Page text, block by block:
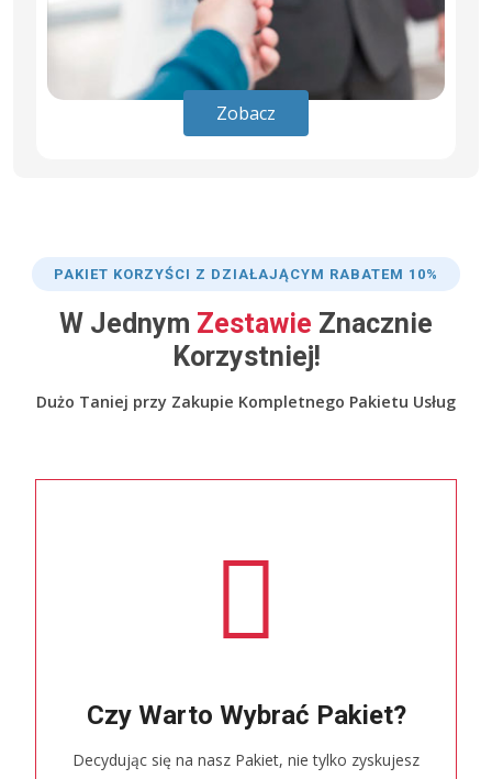
Zobacz
PAKIET KORZYŚCI Z DZIAŁAJĄCYM RABATEM 10%
W Jednym Zestawie Znacznie
Korzystniej!
Dużo Taniej przy Zakupie Kompletnego Pakietu Usług
Czy Warto Wybrać Pakiet?
Decydując się na nasz Pakiet, nie tylko zyskujesz